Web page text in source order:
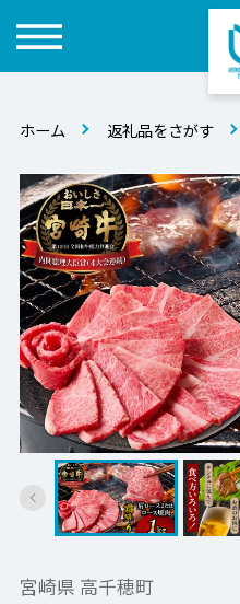
ホーム 返礼品をさがす
宮崎県 高千穂町